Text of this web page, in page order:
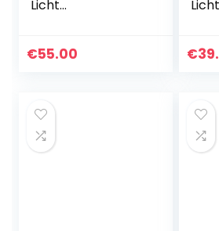
Licht
Beschermende
€55.00 €